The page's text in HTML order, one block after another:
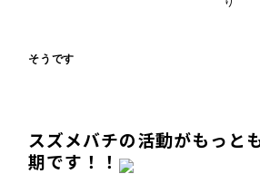
そうです
スズメバチの活動がもっと
期です！！